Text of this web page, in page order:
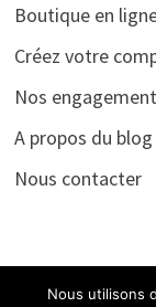
Boutique en
Créez votre
Nos
A propos du blog
Nous contacter
Nous utilisons